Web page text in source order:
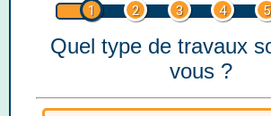
1 2 3 4 5
Quel type de travaux
vous ?